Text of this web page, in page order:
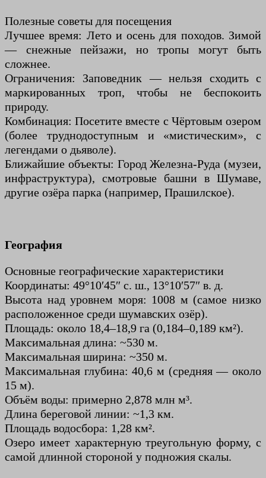
Полезные советы для посещения
Лучшее время: Лето и осень для походов. Зимой
— снежные пейзажи, но тропы могут быть
сложнее.
Ограничения: Заповедник — нельзя сходить с
маркированных троп, чтобы не беспокоить
природу.
Комбинация: Посетите вместе с Чёртовым озером
(более труднодоступным и «мистическим», с
легендами о дьяволе).
Ближайшие объекты: Город Железна-Руда (музеи,
инфраструктура), смотровые башни в Шумаве,
другие озёра парка (например, Прашилское).
География
Основные географические характеристики
Координаты: 49°10′45″ с. ш., 13°10′57″ в. д.
Высота над уровнем моря: 1008 м (самое низко
расположенное среди шумавских озёр).
Площадь: около 18,4–18,9 га (0,184–0,189 км²).
Максимальная длина: ~530 м.
Максимальная ширина: ~350 м.
Максимальная глубина: 40,6 м (средняя — около
15 м).
Объём воды: примерно 2,878 млн м³.
Длина береговой линии: ~1,3 км.
Площадь водосбора: 1,28 км².
Озеро имеет характерную треугольную форму, с
самой длинной стороной у подножия скалы.